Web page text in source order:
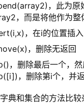
，此为原
，而是将他作为整
，在i的位置插入
，删除无返回
，删除最后一个，
，删除第i个，并
典和集合的方法比